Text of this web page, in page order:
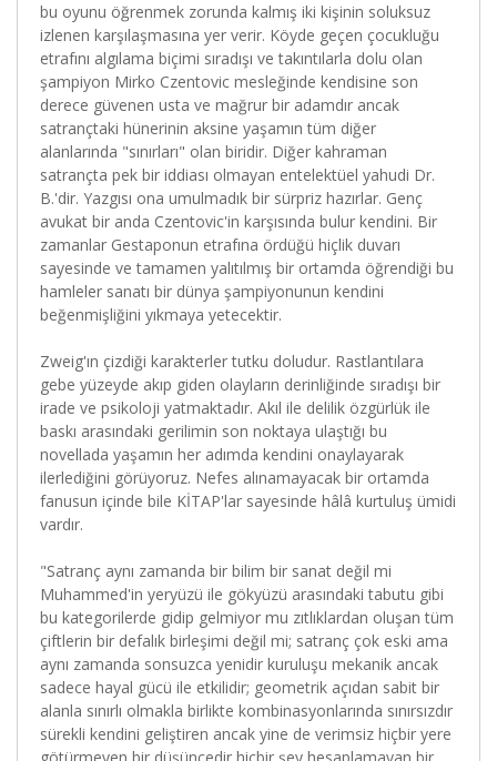
bu oyunu öğrenmek zorunda kalmış iki kişinin soluksuz
izlenen karşılaşmasına yer verir. Köyde geçen çocukluğu
etrafını algılama biçimi sıradışı ve takıntılarla dolu olan
şampiyon Mirko Czentovic mesleğinde kendisine son
derece güvenen usta ve mağrur bir adamdır ancak
satrançtaki hünerinin aksine yaşamın tüm diğer
alanlarında "sınırları" olan biridir. Diğer kahraman
satrançta pek bir iddiası olmayan entelektüel yahudi Dr.
B.'dir. Yazgısı ona umulmadık bir sürpriz hazırlar. Genç
avukat bir anda Czentovic'in karşısında bulur kendini. Bir
zamanlar Gestaponun etrafına ördüğü hiçlik duvarı
sayesinde ve tamamen yalıtılmış bir ortamda öğrendiği bu
hamleler sanatı bir dünya şampiyonunun kendini
beğenmişliğini yıkmaya yetecektir.
Zweig'ın çizdiği karakterler tutku doludur. Rastlantılara
gebe yüzeyde akıp giden olayların derinliğinde sıradışı bir
irade ve psikoloji yatmaktadır. Akıl ile delilik özgürlük ile
baskı arasındaki gerilimin son noktaya ulaştığı bu
novellada yaşamın her adımda kendini onaylayarak
ilerlediğini görüyoruz. Nefes alınamayacak bir ortamda
fanusun içinde bile KİTAP'lar sayesinde hâlâ kurtuluş ümidi
vardır.
"Satranç aynı zamanda bir bilim bir sanat değil mi
Muhammed'in yeryüzü ile gökyüzü arasındaki tabutu gibi
bu kategorilerde gidip gelmiyor mu zıtlıklardan oluşan tüm
çiftlerin bir defalık birleşimi değil mi; satranç çok eski ama
aynı zamanda sonsuzca yenidir kuruluşu mekanik ancak
sadece hayal gücü ile etkilidir; geometrik açıdan sabit bir
alanla sınırlı olmakla birlikte kombinasyonlarında sınırsızdır
sürekli kendini geliştiren ancak yine de verimsiz hiçbir yere